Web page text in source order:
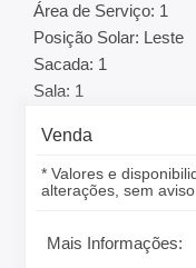
Área de Serviço: 1
Posição Solar: Leste
Sacada: 1
Sala: 1
Venda
* Valores e
alterações, sem aviso
Mais Informações: